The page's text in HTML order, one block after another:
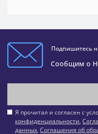
Подпишитесь
Сообщим о
Я прочитал и согласен с
конфиденциальности,
данных, Соглашения об